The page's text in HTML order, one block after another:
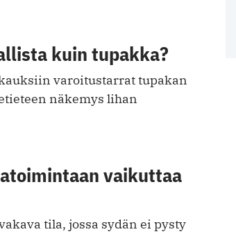
kuin tupakka?
varoitustarrat tupakan
näkemys lihan
vaikuttaa
tila, jossa sydän ei pysty